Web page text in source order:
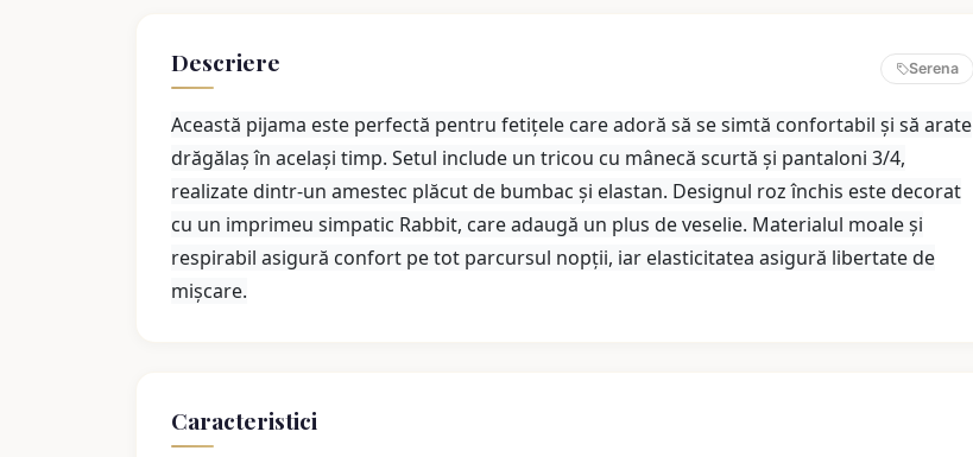
Descriere Serena
Această pijama este perfectă pentru fetițele care adoră să se simtă confortabil și să arate
drăgălaș în același timp. Setul include un tricou cu mânecă scurtă și pantaloni 3/4,
realizate dintr-un amestec plăcut de bumbac și elastan. Designul roz închis este decorat
cu un imprimeu simpatic Rabbit, care adaugă un plus de veselie. Materialul moale și
respirabil asigură confort pe tot parcursul nopții, iar elasticitatea asigură libertate de
mișcare.
Caracteristici